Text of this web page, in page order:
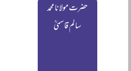
حضرت مولانا محمد
سالم قاسمیؒ